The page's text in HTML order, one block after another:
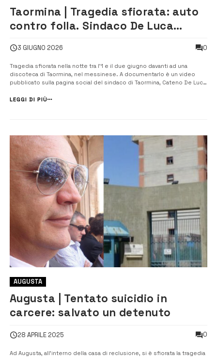
Taormina | Tragedia sfiorata: auto
contro folla. Sindaco De Luca
tracce”
3 GIUGNO 2026 0
Tragedia sfiorata nella notte tra l’1 e il due giugno davanti ad una
discoteca di Taormina, nel messinese. A documentarlo è un video
pubblicato sulla pagina social del sindaco di Taormina, Cateno De Luca
marcia e si dirige a forte velocità verso un gruppetto […]
LEGGI DI PIÙ
AUGUSTA
Augusta | Tentato suicidio in
carcere: salvato un detenuto
28 APRILE 2025 0
Ad Augusta, all’interno della casa di reclusione, si è sfiorata la tragedia